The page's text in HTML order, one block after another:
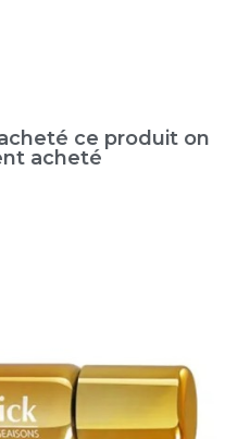
ce produit on
acheté